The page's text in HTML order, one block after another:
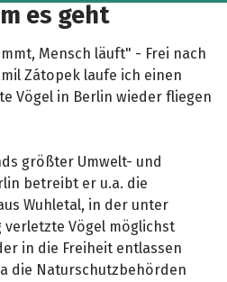
es geht
Mensch läuft" - Frei nach
Zátopek laufe ich einen
Vögel in Berlin wieder fliegen
größter Umwelt- und
betreibt er u.a. die
Wuhletal, in der unter
Vögel möglichst
in die Freiheit entlassen
die Naturschutzbehörden